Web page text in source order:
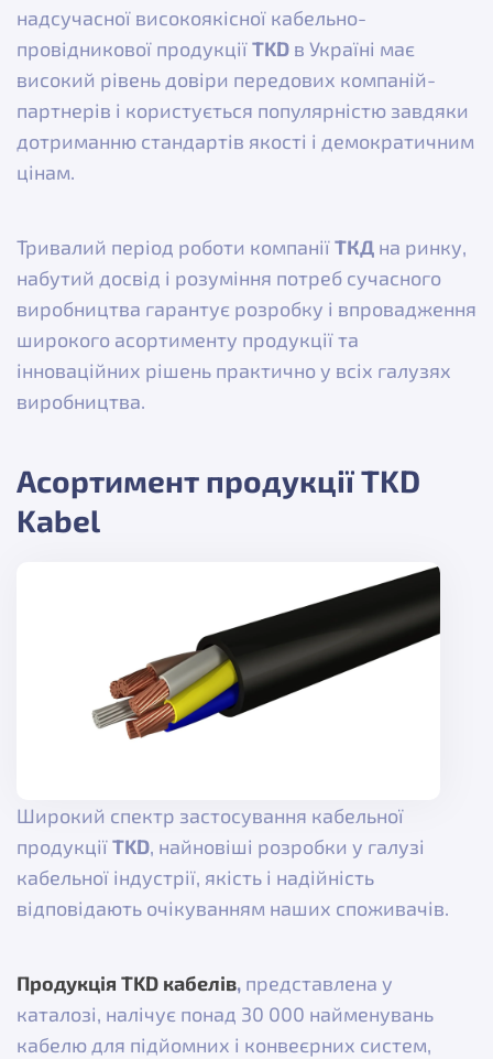
надсучасної високоякісної кабельно-
провідникової продукціїTKD в Україні має
високий рівень довіри передових компаній-
партнерів і користується популярністю завдяки
дотриманню стандартів якості і демократичним
цінам.
Тривалий період роботи компаніїТКД на ринку,
набутий досвід і розуміння потреб сучасного
виробництва гарантує розробку і впровадження
широкого асортименту продукції та
інноваційних рішень практично у всіх галузях
виробництва.
Асортимент продукції TKD
Kabel
Широкий спектр застосування кабельної
продукціїTKD, найновіші розробки у галузі
кабельної індустрії, якість і надійність
відповідають очікуванням наших споживачів.
Продукція TKD кабелів, представлена у
каталозі, налічує понад 30 000 найменувань
кабелю для підйомних і конвеєрних систем,